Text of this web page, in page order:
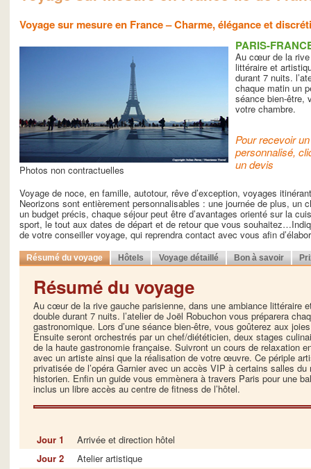
Voyage sur mesure en France – Charme, élégance et
Photos non contractuelles
PARIS-
Au cœur de la rive
littéraire et
durant 7 nuits.
chaque matin un
séance bien-être,
votre chambre.
Pour recevoir
personnalisé,
un devis
Voyage de noce, en famille, autotour, rêve d’exception, voyages
Neorizons sont entièrement personnalisables : une journée de plus, un
un budget précis, chaque séjour peut être d’avantages orienté sur la
sport, le tout aux dates de départ et de retour que vous
de votre conseiller voyage, qui reprendra contact avec vous afin
Résumé du voyage Hôtels Voyage détaillé Bon à savoir
Résumé du voyage
Au cœur de la rive gauche parisienne, dans une ambiance littéraire
double durant 7 nuits. l’atelier de Joël Robuchon vous préparera
gastronomique. Lors d’une séance bien-être, vous goûterez aux
Ensuite seront orchestrés par un chef/diététicien, deux stages
de la haute gastronomie française. Suivront un cours de relaxation
avec un artiste ainsi que la réalisation de votre œuvre. Ce périple
privatisée de l’opéra Garnier avec un accès VIP à certains salles du
historien. Enfin un guide vous emmènera à travers Paris pour une
inclus un libre accès au centre de fitness de l’hôtel.
Jour 1
Arrivée et direction hôtel
Jour 2
Atelier artistique